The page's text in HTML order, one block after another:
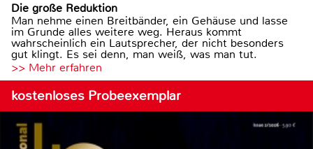
Die große Reduktion
Man nehme einen Breitbänder, ein Gehäuse und lasse
im Grunde alles weitere weg. Heraus kommt
wahrscheinlich ein Lautsprecher, der nicht besonders
gut klingt. Es sei denn, man weiß, was man tut.
>> Mehr erfahren
kostenloses Probeexemplar